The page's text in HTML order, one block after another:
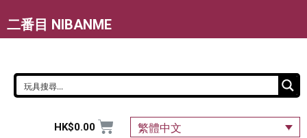
二番目 NIBANME
HK$0.00 繁體中文